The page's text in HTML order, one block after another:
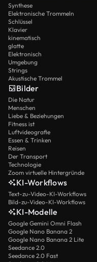
Synthese
Elektronische Trommeln
Schlüssel
Klavier
kinematisch
glatte
Elektronisch
Umgebung
Strings
Akustische Trommel
Bilder
Die Natur
Menschen
Liebe & Beziehungen
Fitness ist
Luftvideografie
Essen & Trinken
Reisen
Der Transport
Technologie
Zoom virtuelle Hintergründe
KI-Workflows
Text-zu-Video-KI-Workflows
Bild-zu-Video-KI-Workflows
KI-Modelle
Google Gemini Omni Flash
Google Nano Banana 2
Google Nano Banana 2 Lite
Seedance 2.0
Seedance 2.0 Fast